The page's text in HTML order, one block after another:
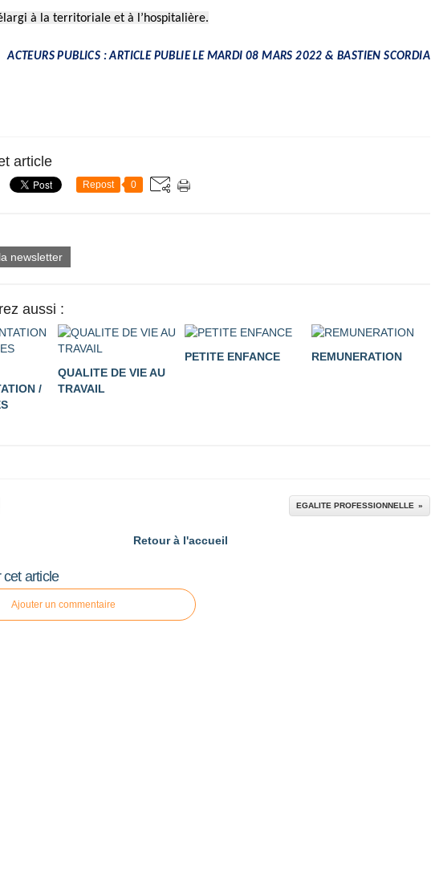
à la territoriale et à l’hospitalière.
ACTEURS PUBLICS : ARTICLE PUBLIE LE MARDI 08 MARS 2022 & BASTIEN SCORDIA
article
Repost 0
newsletter
aussi :
/
QUALITE DE VIE AU
TRAVAIL
PETITE ENFANCE REMUNERATION
EGALITE PROFESSIONNELLE
Retour à l'accueil
article
Ajouter un commentaire